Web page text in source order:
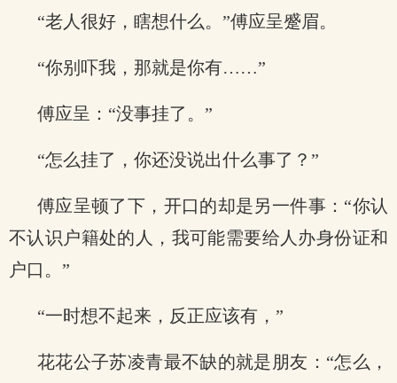
“老人很好，瞎想什么。”傅应呈蹙眉。
“你别吓我，那就是你有……”
傅应呈：“没事挂了。”
“怎么挂了，你还没说出什么事了？”
傅应呈顿了下，开口的却是另一件事：“你认
不认识户籍处的人，我可能需要给人办身份证和
户口。”
“一时想不起来，反正应该有，”
花花公子苏凌青最不缺的就是朋友：“怎么，